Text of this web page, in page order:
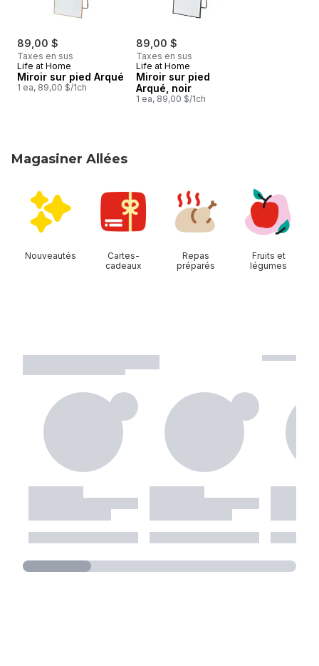
89,00 $
Taxes en sus
Life at Home
Miroir sur pied Arqué
1 ea, 89,00 $/1ch
89,00 $
Taxes en sus
Life at Home
Miroir sur pied
Arqué, noir
1 ea, 89,00 $/1ch
Magasiner Allées
Nouveautés
Cartes-
cadeaux
Repas
préparés
Fruits et
légumes